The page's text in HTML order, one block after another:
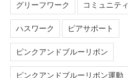
グリーフワーク コミュニティ
ハスワーク ピアサポート
ピンクアンドブルーリボン
ピンクアンドブルーリボン運動